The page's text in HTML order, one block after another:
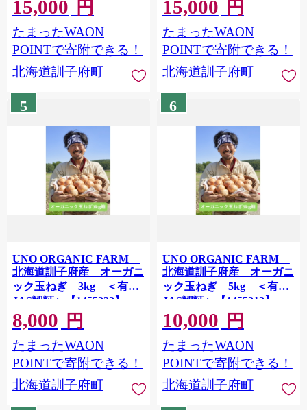
【1518480】
15,000 円
たまったWAON
POINTで寄附できる！
北海道訓子府町
15,000 円
たまったWAON
POINTで寄附できる！
北海道訓子府町
5
UNO ORGANIC FARM
北海道訓子府産 オーガニ
ック玉ねぎ 3kg ＜有機
JAS認証＞【1455333】
8,000 円
たまったWAON
POINTで寄附できる！
北海道訓子府町
6
UNO ORGANIC FARM
北海道訓子府産 オーガニ
ック玉ねぎ 5kg ＜有機
JAS認証＞【1455313】
10,000 円
たまったWAON
POINTで寄附できる！
北海道訓子府町